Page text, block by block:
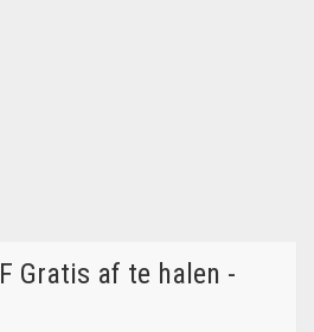
Gratis af te halen -